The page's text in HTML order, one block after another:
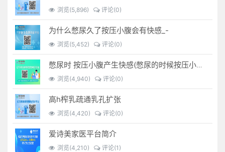
浏览(5,896) 评论(0)
为什么憋尿久了按压小腹会有快感_-
浏览(5,452) 评论(0)
憋尿时 按压小腹产生快感(憋尿的时候按压小腹是什么感觉)
浏览(4,940) 评论(0)
高h榨乳疏通乳孔扩张
浏览(4,420) 评论(0)
爱诗美家医平台简介
浏览(4,210) 评论(1)